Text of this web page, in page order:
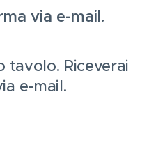
via e-mail.
tavolo. Riceverai
e-mail.